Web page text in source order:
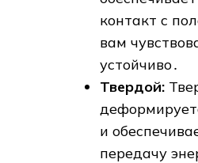
контакт с
вам
устойчиво․
Твердой:
и
передачу